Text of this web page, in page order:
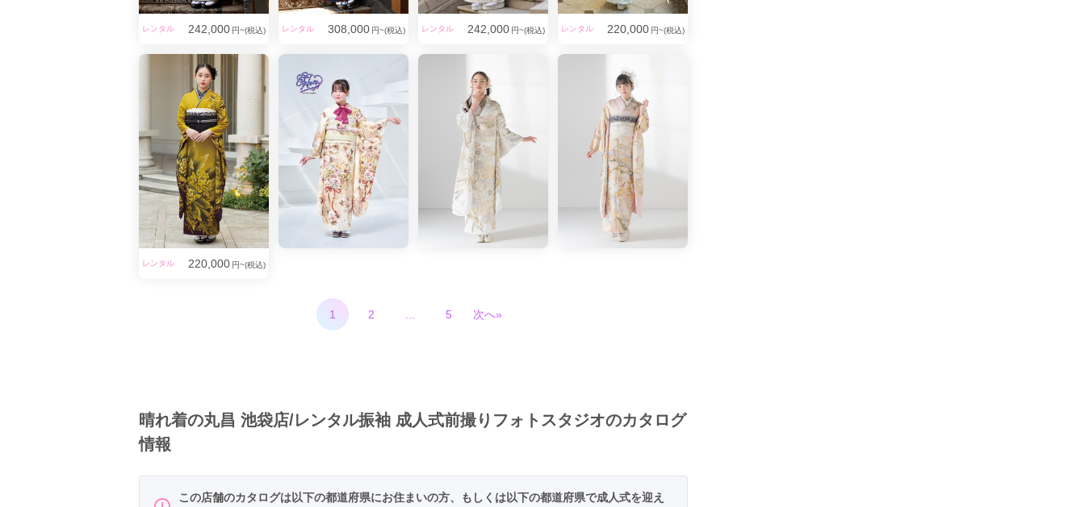
レンタル 242,000 円~(税込) レンタル 308,000 円~(税込) レンタル 242,000 円~(税込) レンタル 220,000 円~(税込)
レンタル 220,000 円~(税込)
1 2 5 次へ»
晴れ着の丸昌 池袋店/レンタル振袖 成人式前撮りフォトスタジオのカタログ
情報
この店舗のカタログは以下の都道府県にお住まいの方、もしくは以下の都道府県で成人式を迎え